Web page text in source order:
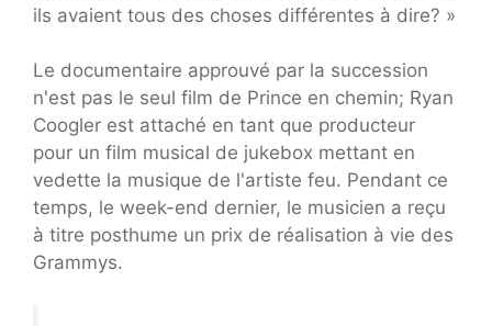
ils avaient tous des choses différentes à dire? »
Le documentaire approuvé par la succession
n'est pas le seul film de Prince en chemin; Ryan
Coogler est attaché en tant que producteur
pour un film musical de jukebox mettant en
vedette la musique de l'artiste feu. Pendant ce
temps, le week-end dernier, le musicien a reçu
à titre posthume un prix de réalisation à vie des
Grammys.